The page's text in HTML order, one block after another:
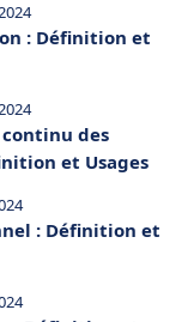
: Définition et
continu des
et Usages
: Définition et